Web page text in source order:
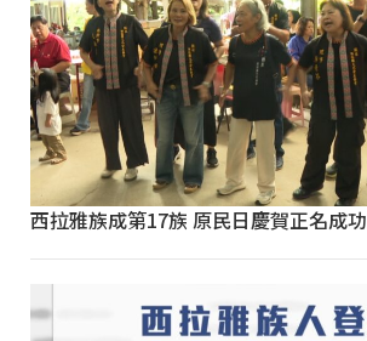
西拉雅族成第17族 原民日慶賀正名成功